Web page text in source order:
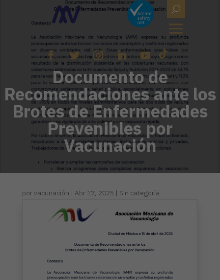
Documento de
Recomendaciones ante los
Brotes de Enfermedades
Prevenibles por
Vacunación
porvacunación | Abr 17, 2025 | Sin categoría